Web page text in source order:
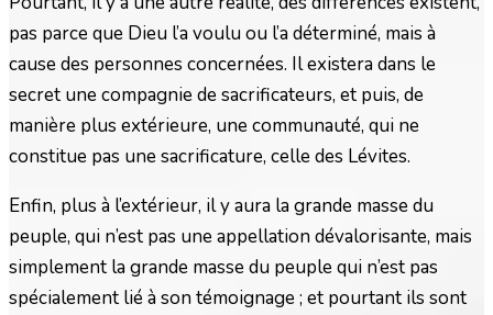
pas parce que Dieu l’a voulu ou l’a déterminé, mais à
cause des personnes concernées. Il existera dans le
secret une compagnie de sacrificateurs, et puis, de
manière plus extérieure, une communauté, qui ne
constitue pas une sacrificature, celle des Lévites.
Enfin, plus à l’extérieur, il y aura la grande masse du
peuple, qui n’est pas une appellation dévalorisante, mais
simplement la grande masse du peuple qui n’est pas
spécialement lié à son témoignage ; et pourtant ils sont